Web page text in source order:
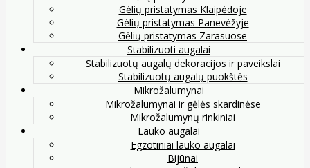
Gėlių pristatymas Klaipėdoje
Gėlių pristatymas Panevėžyje
Gėlių pristatymas Zarasuose
Stabilizuoti augalai
Stabilizuotų augalų dekoracijos ir paveikslai
Stabilizuotų augalų puokštės
Mikrožalumynai
Mikrožalumynai ir gėlės skardinėse
Mikrožalumynų rinkiniai
Lauko augalai
Egzotiniai lauko augalai
Bijūnai